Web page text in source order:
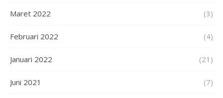
Maret 2022 (3)
Februari 2022 (4)
Januari 2022 (21)
Juni 2021 (7)